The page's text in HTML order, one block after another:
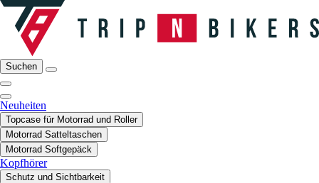
Suchen
Neuheiten
Topcase für Motorrad und Roller
Motorrad Satteltaschen
Motorrad Softgepäck
Kopfhörer
Schutz und Sichtbarkeit